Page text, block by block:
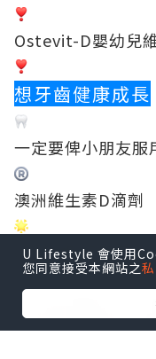
Ostevit-D嬰幼兒
想牙齒健康成長
一定要俾小朋友
澳洲維生素D滴劑
0 - 12歲 兒童適用
U Lifestyle 會使用
您同意接受本網站之